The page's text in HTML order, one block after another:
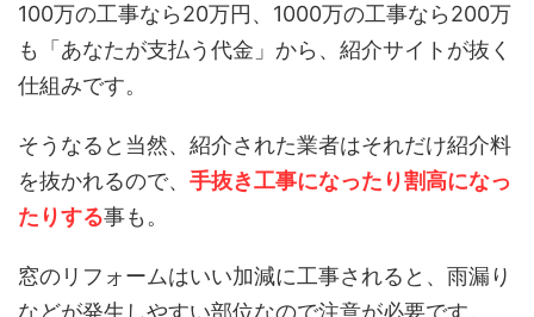
100万の工事なら20万円、1000万の工事なら200万
も「あなたが支払う代金」から、紹介サイトが抜く
仕組みです。
そうなると当然、紹介された業者はそれだけ紹介料
を抜かれるので、 手抜き工事になったり割高になっ
たりする事も。
窓のリフォームはいい加減に工事されると、雨漏り
などが発生しやすい部位なので注意が必要です。